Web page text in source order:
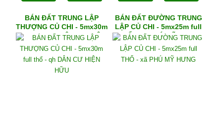
BÁN ĐẤT TRUNG LẬP
THƯỢNG CỦ CHI - 5mx30m
full thổ - qh DÂN CƯ HIỆN
HỮU
BÁN ĐẤT ĐƯỜNG TRUNG
LẬP CỦ CHI - 5mx25m full
THỔ - xã PHÚ MỸ HƯNG